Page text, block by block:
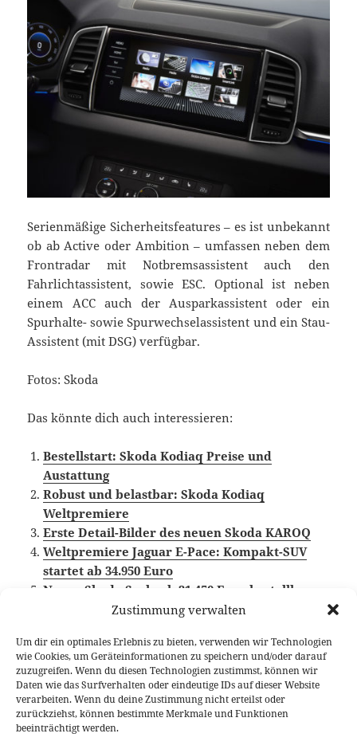
Zustimmung verwalten
Um dir ein optimales Erlebnis zu bieten, verwenden wir Technologien
wie Cookies, um Geräteinformationen zu speichern und/oder darauf
zuzugreifen. Wenn du diesen Technologien zustimmst, können wir
Daten wie das Surfverhalten oder eindeutige IDs auf dieser Website
verarbeiten. Wenn du deine Zustimmung nicht erteilst oder
zurückziehst, können bestimmte Merkmale und Funktionen
beeinträchtigt werden.
Serienmäßige Sicherheitsfeatures – es ist unbekannt
ob ab Active oder Ambition – umfassen neben dem
Frontradar mit Notbremsassistent auch den
Fahrlichtassistent, sowie ESC. Optional ist neben
einem ACC auch der Ausparkassistent oder ein
Spurhalte- sowie Spurwechselassistent und ein Stau-
Assistent (mit DSG) verfügbar.
Fotos: Skoda
Das könnte dich auch interessieren:
Bestellstart: Skoda Kodiaq Preise und
Austattung
Robust und belastbar: Skoda Kodiaq
Weltpremiere
Erste Detail-Bilder des neuen Skoda KAROQ
Weltpremiere Jaguar E-Pace: Kompakt-SUV
startet ab 34.950 Euro
Neuer Skoda Scala ab 21.450 Euro bestellbar
Veröffentlicht
am
14. Juli 2017 Autor
Fabian Meßner Kategorien
News Schlagwörter
Kompakt SUV
Preisübersicht,Skoda
Beitragsnavigation
VORHERIGER
BMW steigt als offizieller Hersteller in die